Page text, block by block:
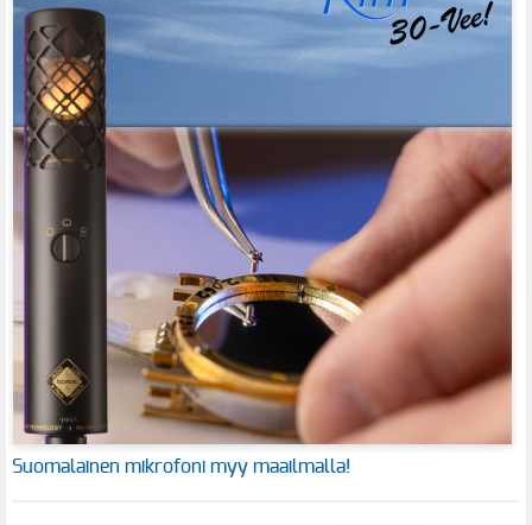
Suomalainen mikrofoni myy maailmalla!